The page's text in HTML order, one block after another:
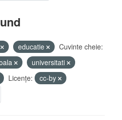
educatie
Cuvinte cheie:
universitati
Licenţe:
cc-by